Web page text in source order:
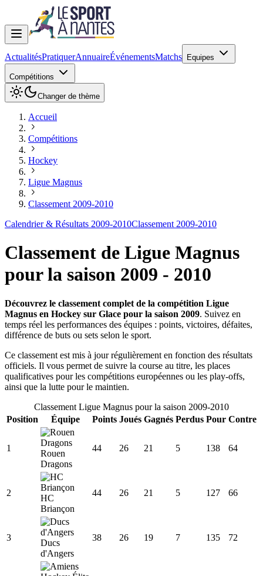
ActualitésPratiquerAnnuaireÉvénementsMatchs Equipes
Compétitions
Changer de thème
Accueil
Compétitions
Hockey
Ligue Magnus
Classement 2009-2010
Calendrier & Résultats 2009-2010Classement 2009-2010
Classement de Ligue Magnus
pour la saison 2009 - 2010
Découvrez le classement complet de la compétition Ligue
Magnus en Hockey sur Glace pour la saison 2009. Suivez en
temps réel les performances des équipes : points, victoires, défaites,
différence de buts ou sets selon le sport.
Ce classement est mis à jour régulièrement en fonction des résultats
officiels. Il vous permet de suivre la course au titre, les places
qualificatives pour les compétitions européennes ou les play-offs,
ainsi que la lutte pour le maintien.
Classement Ligue Magnus pour la saison 2009-2010
Position
Équipe Points Joués Gagnés Perdus Pour Contre
1
Rouen
Dragons
44 26 21 5 138 64
2
HC
Briançon
44 26 21 5 127 66
3
Ducs
d'Angers
38 26 19 7 135 72